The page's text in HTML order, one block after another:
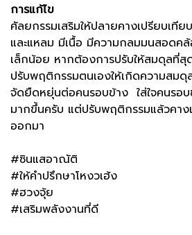
การแก้ไข
ศัลยกรรมเสริมให้ปลายคางเปรียบเทีย
และแหลม มีเนื้อ มีความกลมมนสอดค
เล็กน้อย หากต้องการปรับให้สมดุลที่สุ
ปรับพฤติกรรมตนเองให้เกิดความสม
จัดยืดหยุ่นต่อคนรอบข้าง ใส่ใจคนรอ
มากขึ้นครับ แต่ปรับพฤติกรรมแล้วคาง
ออกมา
#ซินแสอาณัติ
#ให้คำปรึกษาโหงวเฮ้ง
#ฮวงจุ้ย
#เสริมพลังงานที่ดี